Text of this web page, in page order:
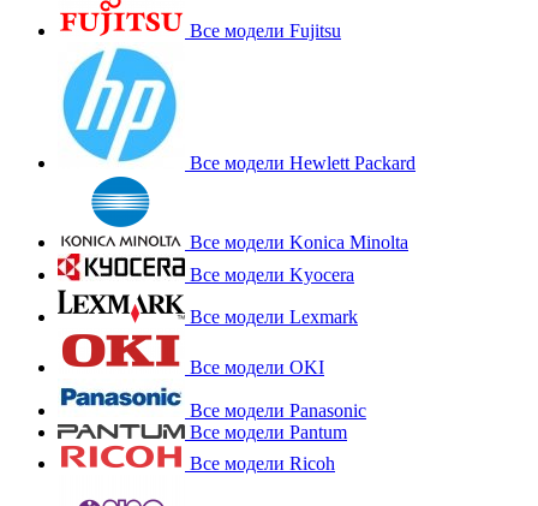
Все модели Fujitsu
Все модели Hewlett Packard
Все модели Konica Minolta
Все модели Kyocera
Все модели Lexmark
Все модели OKI
Все модели Panasonic
Все модели Pantum
Все модели Ricoh